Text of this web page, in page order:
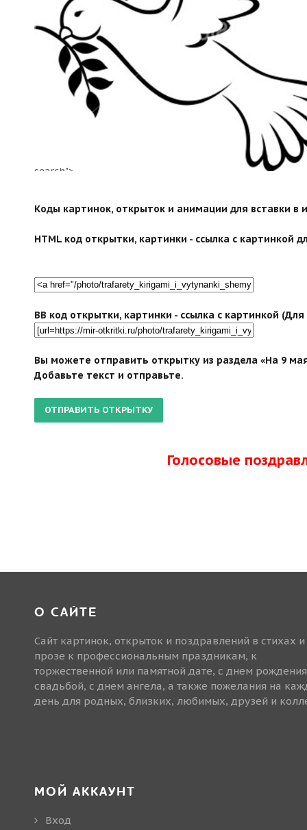
search">
Коды картинок, открыток и анимации для вставки в
HTML код открытки, картинки - ссылка с картинкой
BB код открытки, картинки - ссылка с картинкой
Вы можете отправить открытку из раздела «На 9
Добавьте текст и отправьте.
Голосовые
О САЙТЕ
Сайт картинок, открыток и поздравлений в стихах и
прозе к профессиональным праздникам, к
торжественной или памятной дате, с днем
свадьбой, с днем ангела, а также пожелания на
день для родных, близких, любимых, друзей и
МОЙ АККАУНТ
Вход